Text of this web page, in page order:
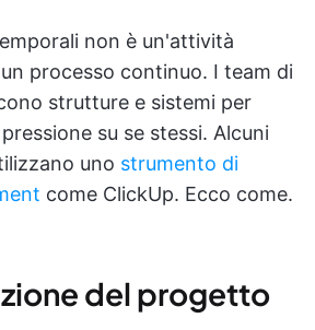
non è un'attività
processo continuo. I team di
strutture e sistemi per
su se stessi. Alcuni
uno strumento di
come ClickUp. Ecco come.
del progetto